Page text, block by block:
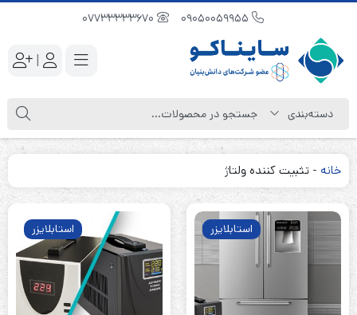
|
خانه - تثبیت کننده ولتاژ
استابلایزر استابلایزر